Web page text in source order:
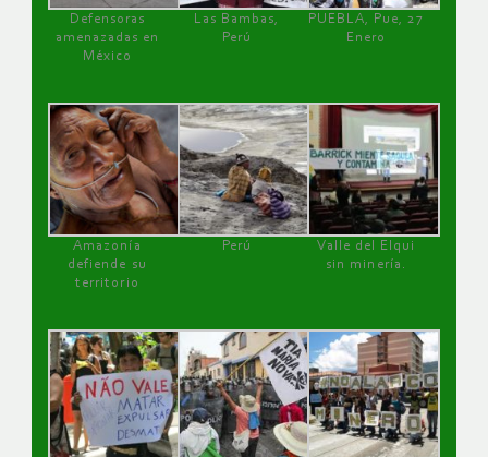
Defensoras
amenazadas en
México
Las Bambas,
Perú
PUEBLA, Pue, 27
Enero
Amazonía
defiende su
territorio
Perú
Valle del Elqui
sin minería.